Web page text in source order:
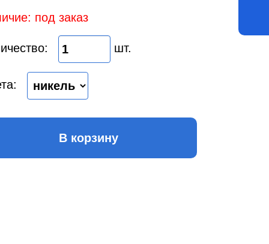
под заказ
шт.
В корзину